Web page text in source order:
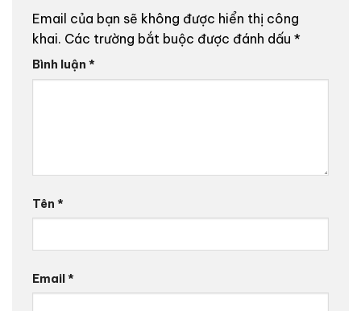
Email của bạn sẽ không được hiển thị công
khai. Các trường bắt buộc được đánh dấu *
Bình luận *
Tên *
Email*